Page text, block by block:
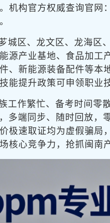
机构官方权威查询官网：
城区、龙文区、龙海区
源产业基地、食品加工
、新能源装备配件等
能提升政策可申领职业
工作繁忙、备考时间零
多端同步、随时回放，
极速取证均为虚假骗局
核心竞争力，抢抓闽南